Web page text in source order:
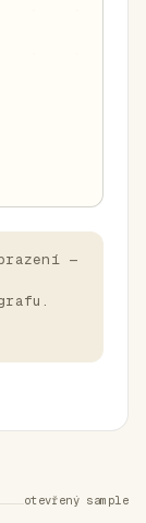
—
otevřený sample